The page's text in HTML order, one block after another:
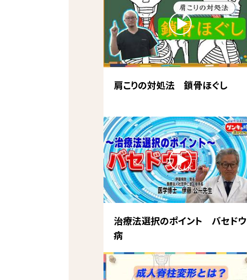
肩こりの対処法 鎖骨ほぐし
治療法選択のポイント バセドウ
病